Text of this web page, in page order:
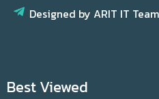
Designed by ARIT IT
Best Viewed